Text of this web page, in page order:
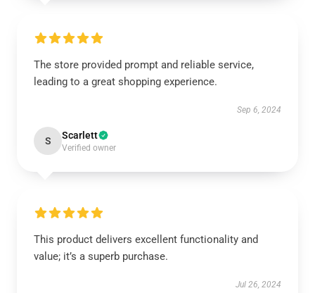
The store provided prompt and reliable service,
leading to a great shopping experience.
Sep 6, 2024
S Scarlett
Verified owner
This product delivers excellent functionality and
value; it’s a superb purchase.
Jul 26, 2024